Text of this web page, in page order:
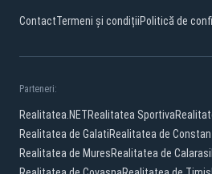
ContactTermeni și condițiiPolitică de
Parteneri:
Realitatea.NETRealitatea Sportiva
Realitatea de GalatiRealitatea de
Realitatea de MuresRealitatea de Calarasi